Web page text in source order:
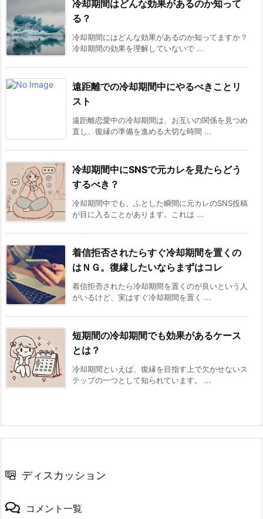
冷却期間はどんな効果があるのか知って
る？
冷却期間にはどんな効果があるのか知ってますか？
冷却期間の効果を理解していないで ...
遠距離での冷却期間中にやるべきことリ
スト
遠距離恋愛中の冷却期間は、お互いの関係を見つめ
直し、復縁の準備を進める大切な時間 ...
冷却期間中にSNSで元カレを見たらどう
するべき？
冷却期間中でも、ふとした瞬間に元カレのSNS投稿
が目に入ることがあります。これは ...
着信拒否されたらすぐ冷却期間を置くの
はＮＧ。復縁したいならまずはコレ
着信拒否されたら冷却期間を置くのが良いという人
がいるけど、実はすぐ冷却期間を置く ...
短期間の冷却期間でも効果があるケース
とは？
冷却期間といえば、復縁を目指す上で欠かせないス
テップの一つとして知られています。 ...
ディスカッション
コメント一覧